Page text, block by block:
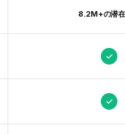
8.2M+の潜